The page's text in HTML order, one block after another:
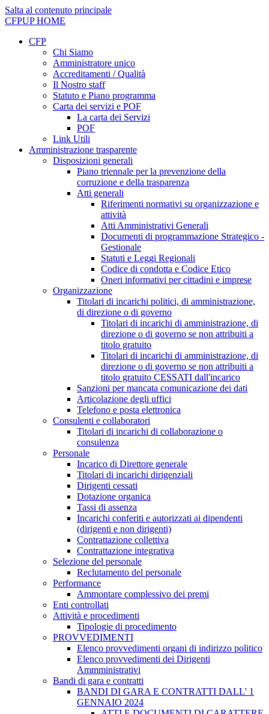
Salta al contenuto principale
CFPUPHOME
CFP
Chi Siamo
Amministratore unico
Accreditamenti / Qualità
Il Nostro staff
Statuto e Piano programma
Carta dei servizi e POF
La carta dei Servizi
POF
Link Utili
Amministrazione trasparente
Disposizioni generali
Piano triennale per la prevenzione della
corruzione e della trasparenza
Atti generali
Riferimenti normativi su organizzazione e
attività
Atti Amministrativi Generali
Documenti di programmazione Strategico -
Gestionale
Statuti e Leggi Regionali
Codice di condotta e Codice Etico
Oneri informativi per cittadini e imprese
Organizzazione
Titolari di incarichi politici, di amministrazione,
di direzione o di governo
Titolari di incarichi di amministrazione, di
direzione o di governo se non attribuiti a
titolo gratuito
Titolari di incarichi di amministrazione, di
direzione o di governo se non attribuiti a
titolo gratuito CESSATI dall'incarico
Sanzioni per mancata comunicazione dei dati
Articolazione degli uffici
Telefono e posta elettronica
Consulenti e collaboratori
Titolari di incarichi di collaborazione o
consulenza
Personale
Incarico di Direttore generale
Titolari di incarichi dirigenziali
Dirigenti cessati
Dotazione organica
Tassi di assenza
Incarichi conferiti e autorizzati ai dipendenti
(dirigenti e non dirigenti)
Contrattazione collettiva
Contrattazione integrativa
Selezione del personale
Reclutamento del personale
Performance
Ammontare complessivo dei premi
Enti controllati
Attività e procedimenti
Tipologie di procedimento
PROVVEDIMENTI
Elenco provvedimenti organi di indirizzo politico
Elenco provvedimenti dei Dirigenti
Ammministrativi
Bandi di gara e contratti
BANDI DI GARA E CONTRATTI DALL' 1
GENNAIO 2024